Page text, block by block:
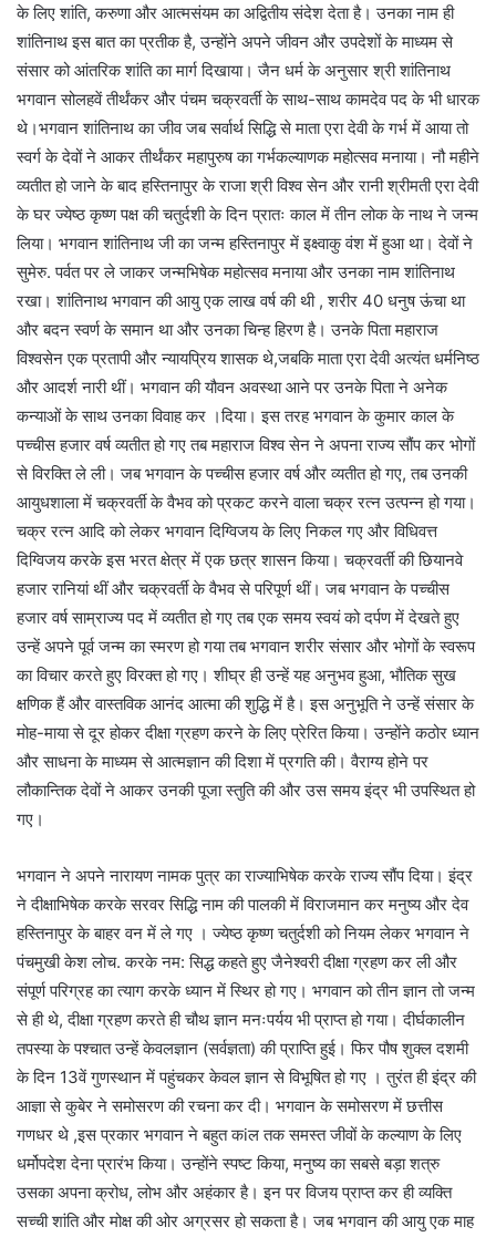
के लिए शांति, करुणा और आत्मसंयम का अद्वितीय संदेश देता है। उनका नाम ही
शांतिनाथ इस बात का प्रतीक है, उन्होंने अपने जीवन और उपदेशों के माध्यम से
संसार को आंतरिक शांति का मार्ग दिखाया। जैन धर्म के अनुसार श्री शांतिनाथ
भगवान सोलहवें तीर्थंकर और पंचम चक्रवर्ती के साथ-साथ कामदेव पद के भी धारक
थे।भगवान शांतिनाथ का जीव जब सर्वार्थ सिद्धि से माता एरा देवी के गर्भ में आया तो
स्वर्ग के देवों ने आकर तीर्थंकर महापुरुष का गर्भकल्याणक महोत्सव मनाया। नौ महीने
व्यतीत हो जाने के बाद हस्तिनापुर के राजा श्री विश्व सेन और रानी श्रीमती एरा देवी
के घर ज्येष्ठ कृष्ण पक्ष की चतुर्दशी के दिन प्रातः काल में तीन लोक के नाथ ने जन्म
लिया। भगवान शांतिनाथ जी का जन्म हस्तिनापुर में इक्ष्वाकु वंश में हुआ था। देवों ने
सुमेरु. पर्वत पर ले जाकर जन्मभिषेक महोत्सव मनाया और उनका नाम शांतिनाथ
रखा। शांतिनाथ भगवान की आयु एक लाख वर्ष की थी , शरीर 40 धनुष ऊंचा था
और बदन स्वर्ण के समान था और उनका चिन्ह हिरण है। उनके पिता महाराज
विश्वसेन एक प्रतापी और न्यायप्रिय शासक थे,जबकि माता एरा देवी अत्यंत धर्मनिष्ठ
और आदर्श नारी थीं। भगवान की यौवन अवस्था आने पर उनके पिता ने अनेक
कन्याओं के साथ उनका विवाह कर ।दिया। इस तरह भगवान के कुमार काल के
पच्चीस हजार वर्ष व्यतीत हो गए तब महाराज विश्व सेन ने अपना राज्य सौंप कर भोगों
से विरक्ति ले ली। जब भगवान के पच्चीस हजार वर्ष और व्यतीत हो गए, तब उनकी
आयुधशाला में चक्रवर्ती के वैभव को प्रकट करने वाला चक्र रत्न उत्पन्न हो गया।
चक्र रत्न आदि को लेकर भगवान दिग्विजय के लिए निकल गए और विधिवत्त
दिग्विजय करके इस भरत क्षेत्र में एक छत्र शासन किया। चक्रवर्ती की छियानवे
हजार रानियां थीं और चक्रवर्ती के वैभव से परिपूर्ण थीं। जब भगवान के पच्चीस
हजार वर्ष साम्राज्य पद में व्यतीत हो गए तब एक समय स्वयं को दर्पण में देखते हुए
उन्हें अपने पूर्व जन्म का स्मरण हो गया तब भगवान शरीर संसार और भोगों के स्वरूप
का विचार करते हुए विरक्त हो गए। शीघ्र ही उन्हें यह अनुभव हुआ, भौतिक सुख
क्षणिक हैं और वास्तविक आनंद आत्मा की शुद्धि में है। इस अनुभूति ने उन्हें संसार के
मोह-माया से दूर होकर दीक्षा ग्रहण करने के लिए प्रेरित किया। उन्होंने कठोर ध्यान
और साधना के माध्यम से आत्मज्ञान की दिशा में प्रगति की। वैराग्य होने पर
लौकान्तिक देवों ने आकर उनकी पूजा स्तुति की और उस समय इंद्र भी उपस्थित हो
गए।
भगवान ने अपने नारायण नामक पुत्र का राज्याभिषेक करके राज्य सौंप दिया। इंद्र
ने दीक्षाभिषेक करके सरवर सिद्धि नाम की पालकी में विराजमान कर मनुष्य और देव
हस्तिनापुर के बाहर वन में ले गए । ज्येष्ठ कृष्ण चतुर्दशी को नियम लेकर भगवान ने
पंचमुखी केश लोच. करके नम: सिद्ध कहते हुए जैनेश्वरी दीक्षा ग्रहण कर ली और
संपूर्ण परिग्रह का त्याग करके ध्यान में स्थिर हो गए। भगवान को तीन ज्ञान तो जन्म
से ही थे, दीक्षा ग्रहण करते ही चौथ ज्ञान मनःपर्यय भी प्राप्त हो गया। दीर्घकालीन
तपस्या के पश्चात उन्हें केवलज्ञान (सर्वज्ञता) की प्राप्ति हुई। फिर पौष शुक्ल दशमी
के दिन 13वें गुणस्थान में पहुंचकर केवल ज्ञान से विभूषित हो गए । तुरंत ही इंद्र की
आज्ञा से कुबेर ने समोसरण की रचना कर दी। भगवान के समोसरण में छत्तीस
गणधर थे ,इस प्रकार भगवान ने बहुत कiल तक समस्त जीवों के कल्याण के लिए
धर्मोपदेश देना प्रारंभ किया। उन्होंने स्पष्ट किया, मनुष्य का सबसे बड़ा शत्रु
उसका अपना क्रोध, लोभ और अहंकार है। इन पर विजय प्राप्त कर ही व्यक्ति
सच्ची शांति और मोक्ष की ओर अग्रसर हो सकता है। जब भगवान की आयु एक माह